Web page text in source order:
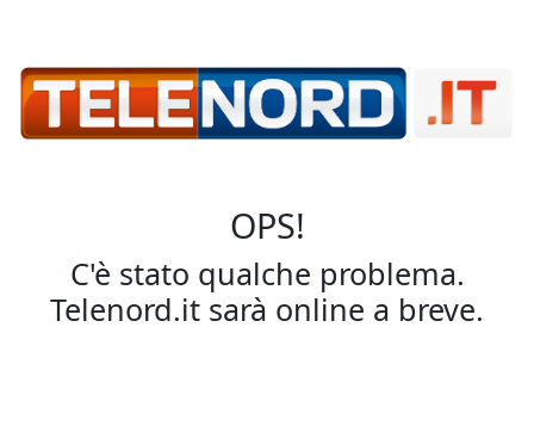
OPS!
C'è stato qualche problema.
Telenord.it sarà online a breve.